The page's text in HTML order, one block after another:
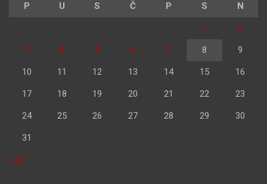
P U S Č P S N
1 2
3 4 5 6 7 8 9
10 11 12 13 14 15 16
17 18 19 20 21 22 23
24 25 26 27 28 29 30
31
« jul